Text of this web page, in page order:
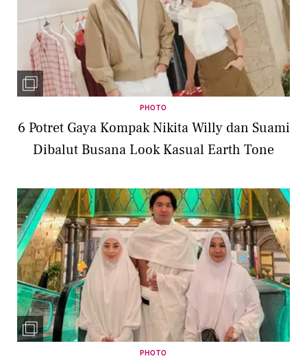
PHOTO
6 Potret Gaya Kompak Nikita Willy dan Suami
Dibalut Busana Look Kasual Earth Tone
PHOTO